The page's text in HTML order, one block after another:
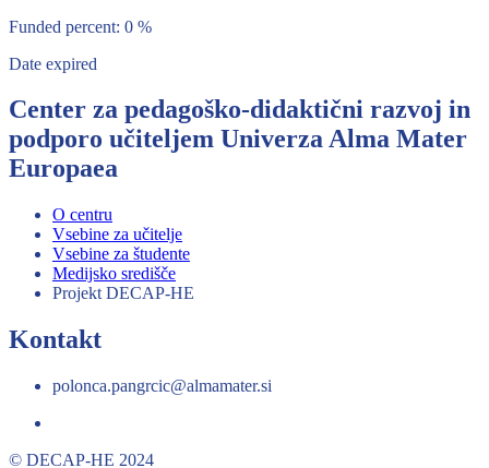
Funded percent: 0 %
Date expired
Center za pedagoško-didaktični razvoj in
podporo učiteljem Univerza Alma Mater
Europaea
O centru
Vsebine za učitelje
Vsebine za študente
Medijsko središče
Projekt DECAP-HE
Kontakt
polonca.pangrcic@almamater.si
© DECAP-HE 2024